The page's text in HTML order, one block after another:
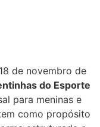
de novembro de
do Esporte
para meninas e
como propósito